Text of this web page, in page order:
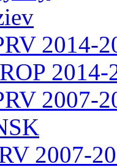
2014-
2014-
2007-
2007-